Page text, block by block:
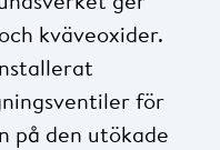
kväveoxider.
för
på den utökade